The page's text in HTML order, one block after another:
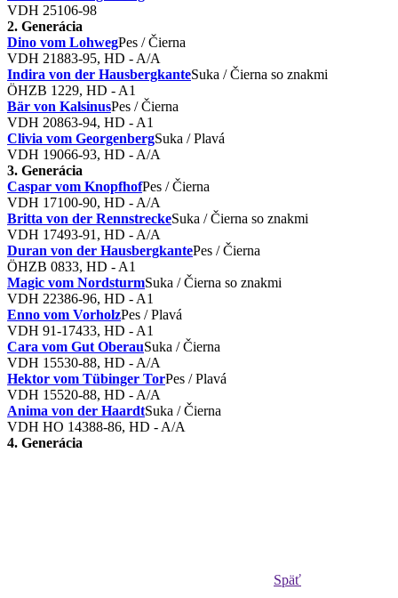
VDH 25106-98
2. Generácia
Dino vom LohwegPes / Čierna
VDH 21883-95, HD - A/A
Indira von der HausbergkanteSuka / Čierna so znakmi
ÖHZB 1229, HD - A1
Bär von KalsinusPes / Čierna
VDH 20863-94, HD - A1
Clivia vom GeorgenbergSuka / Plavá
VDH 19066-93, HD - A/A
3. Generácia
Caspar vom KnopfhofPes / Čierna
VDH 17100-90, HD - A/A
Britta von der RennstreckeSuka / Čierna so znakmi
VDH 17493-91, HD - A/A
Duran von der HausbergkantePes / Čierna
ÖHZB 0833, HD - A1
Magic vom NordsturmSuka / Čierna so znakmi
VDH 22386-96, HD - A1
Enno vom VorholzPes / Plavá
VDH 91-17433, HD - A1
Cara vom Gut OberauSuka / Čierna
VDH 15530-88, HD - A/A
Hektor vom Tübinger TorPes / Plavá
VDH 15520-88, HD - A/A
Anima von der HaardtSuka / Čierna
VDH HO 14388-86, HD - A/A
4. Generácia
Späť